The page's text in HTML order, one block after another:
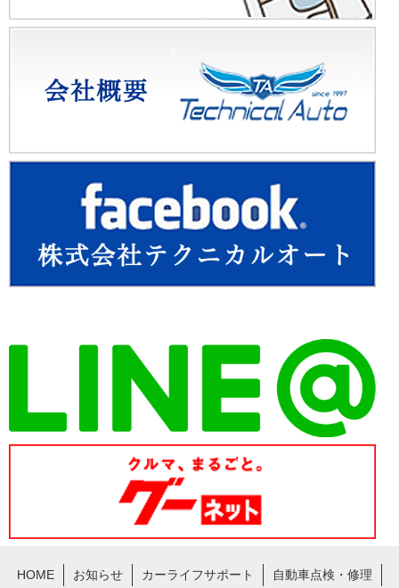
HOME お知らせ カーライフサポート 自動車点検・修理